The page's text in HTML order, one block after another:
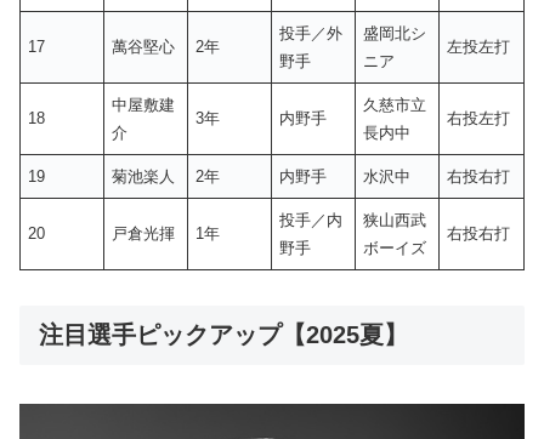
17 萬谷堅心 2年
投手／外
野手
盛岡北シ
ニア
左投左打
18
中屋敷建
介
3年 内野手
久慈市立
長内中
右投左打
19 菊池楽人 2年 内野手 水沢中 右投右打
20 戸倉光揮 1年
投手／内
野手
狭山西武
ボーイズ
右投右打
注目選手ピックアップ【2025夏】